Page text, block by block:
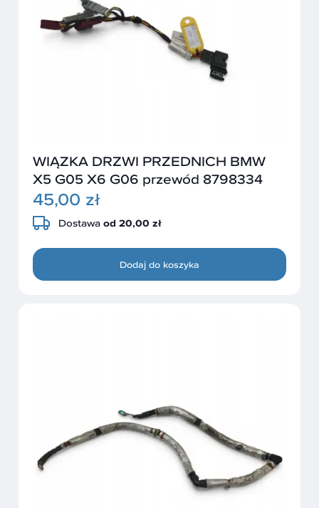
WIĄZKA DRZWI PRZEDNICH BMW
X5 G05 X6 G06 przewód 8798334
45,00 zł
Dostawa od 20,00 zł
Dodaj do koszyka